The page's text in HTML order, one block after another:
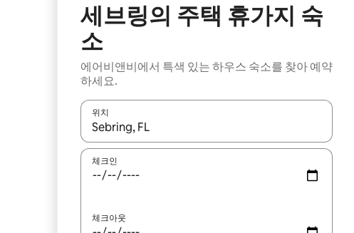
세브링의 주택 휴가지 숙
소
에어비앤비에서 특색 있는 하우스 숙소를 찾아 예약
하세요.
위치
결과가 나오면 위·아래 화살표 키를 사용하거나 터치 또는 스
체크인
체크아웃